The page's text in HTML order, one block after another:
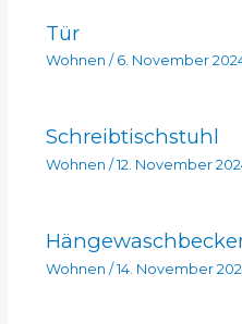
Tür
Wohnen / 6. November
Schreibtischstuhl
Wohnen /12. November
Wohnen /14. November